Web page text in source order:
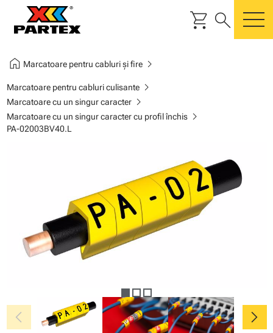
shopping_cart search
home Marcatoare pentru cabluri și firechevron_right
Marcatoare pentru cabluri culisantechevron_right
Marcatoare cu un singur caracterchevron_right
Marcatoare cu un singur caracter cu profil închischevron_right
PA-02003BV40.L
chevron_left chevron_right